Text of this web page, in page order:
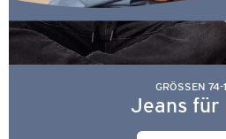
GRÖSSEN 74-
Jeans für